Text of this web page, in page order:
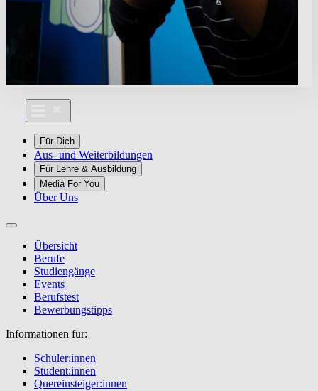
Für Dich
Aus- und Weiterbildungen
Für Lehre & Ausbildung
Media For You
Über Uns
Übersicht
Berufe
Studiengänge
Events
Berufstest
Bewerbungstipps
Informationen für:
Schüler:innen
Student:innen
Quereinsteiger:innen